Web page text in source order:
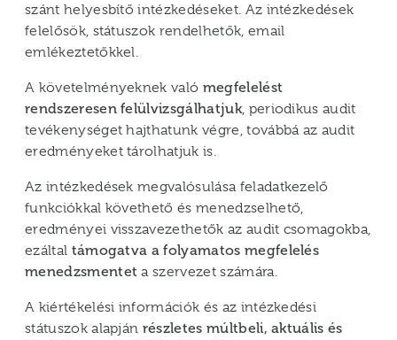
szánt helyesbítő intézkedéseket. Az intézkedések
felelősök, státuszok rendelhetők, email
emlékeztetőkkel.
A követelményeknek való megfelelést
rendszeresen felülvizsgálhatjuk, periodikus audit
tevékenységet hajthatunk végre, továbbá az audit
eredményeket tárolhatjuk is.
Az intézkedések megvalósulása feladatkezelő
funkciókkal követhető és menedzselhető,
eredményei visszavezethetők az audit csomagokba,
ezáltal támogatva a folyamatos megfelelés
menedzsmenteta szervezet számára.
A kiértékelési információk és az intézkedési
státuszok alapján részletes múltbeli, aktuális és